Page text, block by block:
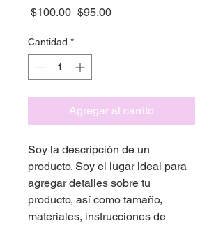
$100.00 Precio
$95.00Precio
Cantidad *
Agregar al carrito
Soy la descripción de un
producto. Soy el lugar ideal para
agregar detalles sobre tu
producto, así como tamaño,
materiales, instrucciones de